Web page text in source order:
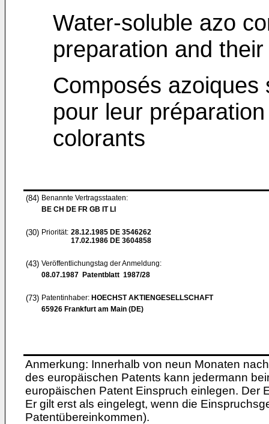
Water-soluble azo
preparation and
Composés
pour leur
colorants
(84) Benannte Vertragsstaaten:
BE CH DE FR GB IT LI
(30) Priorität: 28.12.1985 DE 3546262
17.02.1986 DE 3604858
(43) Veröffentlichungstag der Anmeldung:
08.07.1987 Patentblatt 1987/28
(73) Patentinhaber: HOECHST AKTIENGESELLSCHAFT
65926 Frankfurt am Main (DE)
Anmerkung: Innerhalb von neun Monaten
des europäischen Patents kann jedermann
europäischen Patent Einspruch einlegen. Der
Er gilt erst als eingelegt, wenn die
Patentübereinkommen).